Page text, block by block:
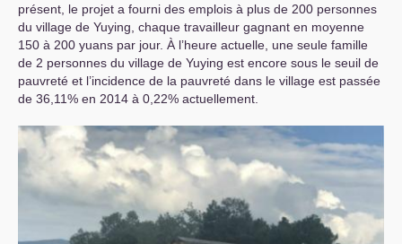
présent, le projet a fourni des emplois à plus de 200 personnes
du village de Yuying, chaque travailleur gagnant en moyenne
150 à 200 yuans par jour. À l’heure actuelle, une seule famille
de 2 personnes du village de Yuying est encore sous le seuil de
pauvreté et l’incidence de la pauvreté dans le village est passée
de 36,11% en 2014 à 0,22% actuellement.